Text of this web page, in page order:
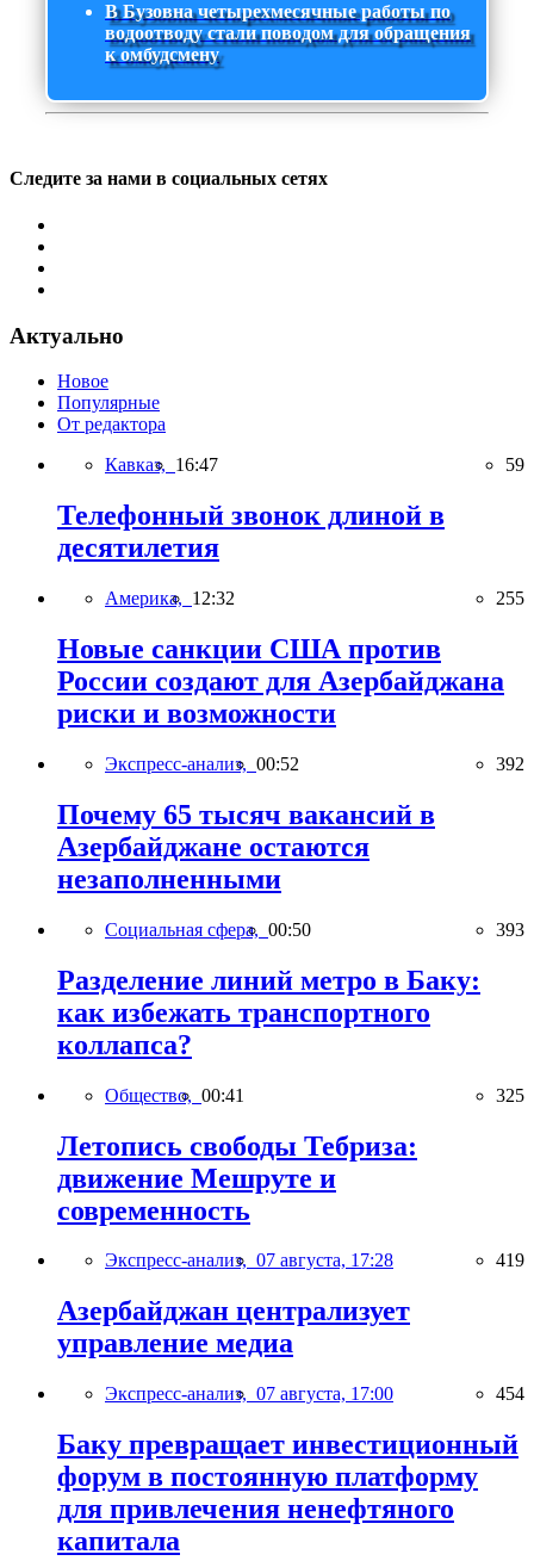
В Бузовна четырехмесячные работы по
водоотводу стали поводом для обращения
к омбудсмену
Следите за нами в социальных сетях
Актуально
Новое
Популярные
От редактора
Кавказ, 16:47 59
Телефонный звонок длиной в
десятилетия
Америка, 12:32 255
Новые санкции США против
России создают для Азербайджана
риски и возможности
Экспресс-анализ, 00:52 392
Почему 65 тысяч вакансий в
Азербайджане остаются
незаполненными
Социальная сфера, 00:50 393
Разделение линий метро в Баку:
как избежать транспортного
коллапса?
Общество, 00:41 325
Летопись свободы Тебриза:
движение Мешруте и
современность
Экспресс-анализ, 07 августа, 17:28 419
Азербайджан централизует
управление медиа
Экспресс-анализ, 07 августа, 17:00 454
Баку превращает инвестиционный
форум в постоянную платформу
для привлечения ненефтяного
капитала